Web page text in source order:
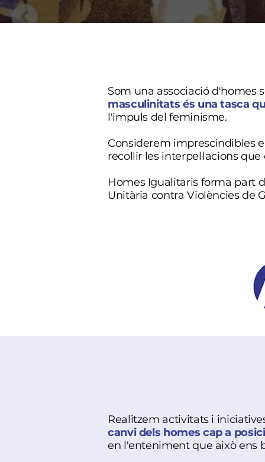
Som una associació
masculinitats és una tasca
l'impuls del feminisme.
Considerem imprescindibles
recollir les interpel·lacions
​Homes Igualitaris forma part
Unitària contra Violències de
Realitzem activitats i
canvi dels homes cap a
en l'enteniment que això ens